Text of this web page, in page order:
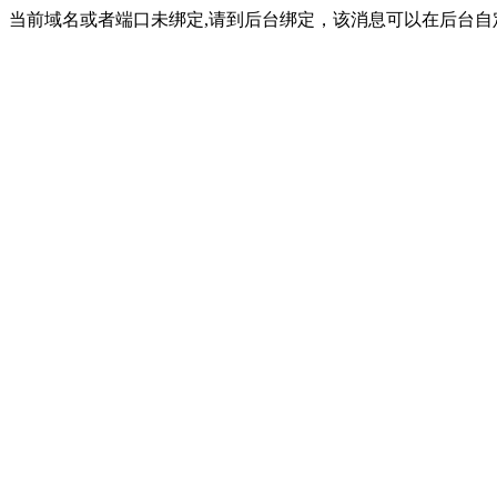
当前域名或者端口未绑定,请到后台绑定，该消息可以在后台自